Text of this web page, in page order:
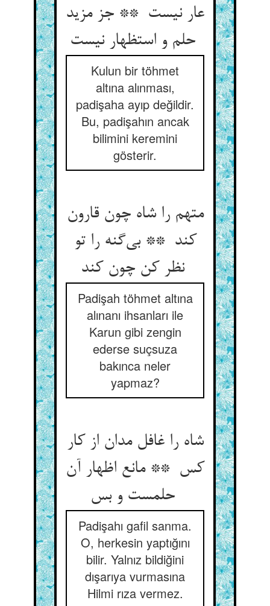
عار نیست ** جز مزید
Kulun bir töhmet
altına alınması,
padişaha ayıp değildir.
Bu, padişahın ancak
bilimini keremini
gösterir.
متهم را شاه چون قارون
کند ** بی‌گنه را تو
نظر کن چون کند
Padişah töhmet altına
alınanı ihsanları ile
Karun gibi zengin
ederse suçsuza
bakınca neler
yapmaz?
شاه را غافل مدان از کار
کس ** مانع اظهار آن
Padişahı gafil sanma.
O, herkesin yaptığını
bilir. Yalnız bildiğini
dışarıya vurmasına
Hilmi rıza vermez.